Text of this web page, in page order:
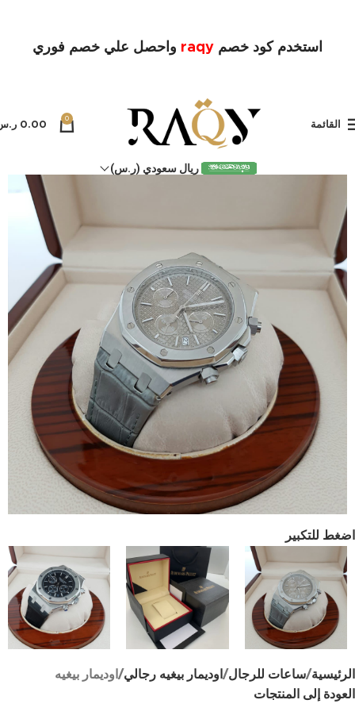
استخدم كود خصم raqy واحصل علي خصم فوري
القائمة
0
0.00
ريال سعودي (ر.س)
اضغط للتكبير
الرئيسية ساعات للرجال اوديمار بيغيه رجالي
اوديمار بيغيه
العودة إلى المنتجات